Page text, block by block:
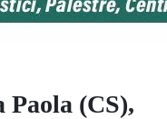
Paola (CS),